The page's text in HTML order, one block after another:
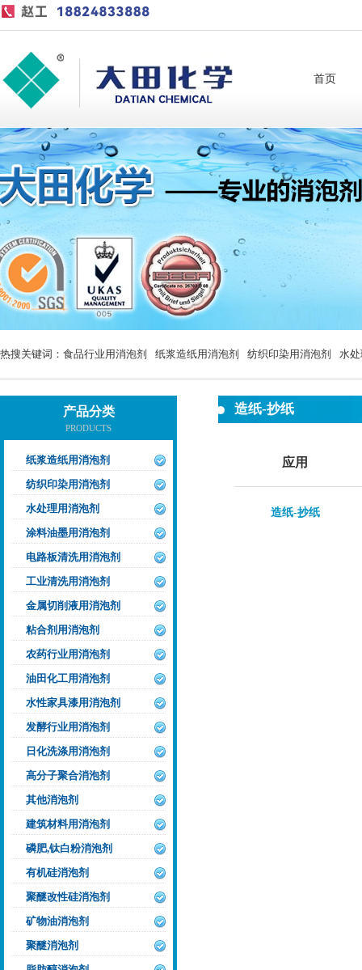
首页
热搜关键词： 食品行业用消泡剂 纸浆造纸用消泡剂 纺织印染用消泡剂 水
产品分类
PRODUCTS
纸浆造纸用消泡剂
纺织印染用消泡剂
水处理用消泡剂
涂料油墨用消泡剂
电路板清洗用消泡剂
工业清洗用消泡剂
金属切削液用消泡剂
粘合剂用消泡剂
农药行业用消泡剂
油田化工用消泡剂
水性家具漆用消泡剂
发酵行业用消泡剂
日化洗涤用消泡剂
高分子聚合消泡剂
其他消泡剂
建筑材料用消泡剂
磷肥,钛白粉消泡剂
有机硅消泡剂
聚醚改性硅消泡剂
矿物油消泡剂
聚醚消泡剂
造纸-抄纸
应用
造纸-抄纸